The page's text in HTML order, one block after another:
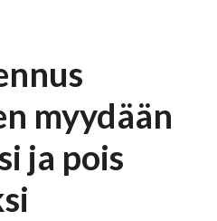
myydään
ja pois